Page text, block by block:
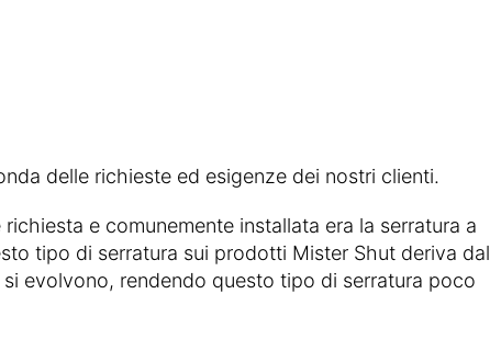
delle richieste ed esigenze dei nostri clienti.
e comunemente installata era la serratura a
tipo di serratura sui prodotti Mister Shut deriva dal
evolvono, rendendo questo tipo di serratura poco